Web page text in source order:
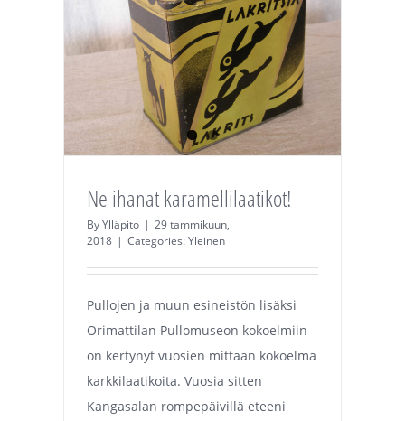
Ne ihanat karamellilaatikot!
ByYlläpito | 29 tammikuun,
2018 | Categories:Yleinen
Pullojen ja muun esineistön lisäksi
Orimattilan Pullomuseon kokoelmiin
on kertynyt vuosien mittaan kokoelma
karkkilaatikoita. Vuosia sitten
Kangasalan rompepäivillä eteeni